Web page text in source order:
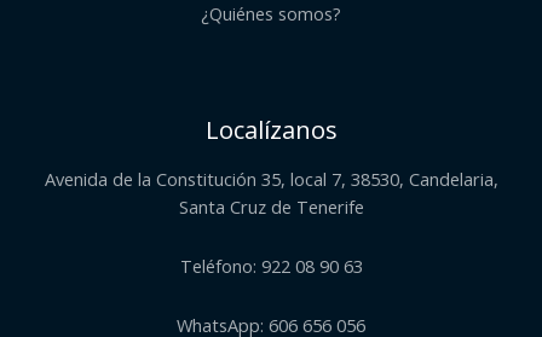
¿Quiénes somos?​
Localízanos
Avenida de la Constitución 35, local 7, 38530, Candelaria,
Santa Cruz de Tenerife
Teléfono: 922 08 90 63
WhatsApp: 606 656 056